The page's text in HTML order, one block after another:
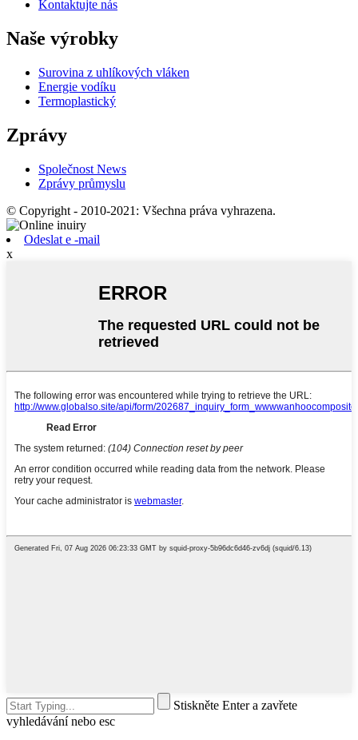
Kontaktujte nás
Naše výrobky
Surovina z uhlíkových vláken
Energie vodíku
Termoplastický
Zprávy
Společnost News
Zprávy průmyslu
© Copyright - 2010-2021: Všechna práva vyhrazena.
Odeslat e -mail
x
Stiskněte Enter a zavřete
vyhledávání nebo esc